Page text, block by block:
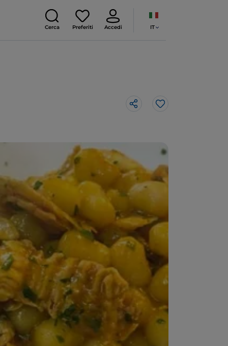
Cerca Preferiti Accedi IT
Like